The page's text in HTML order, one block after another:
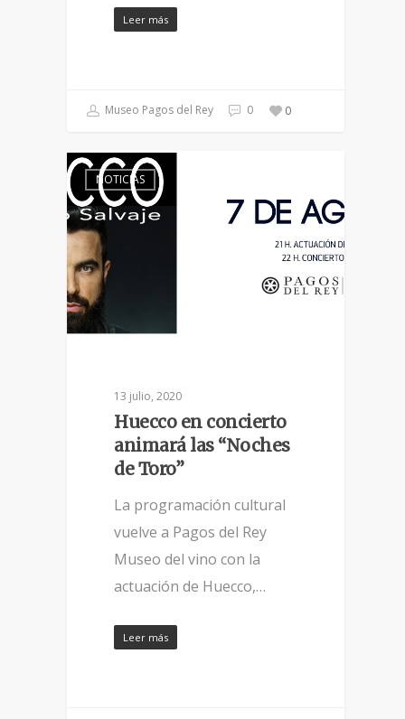
Leer más
Museo Pagos del Rey 0 0
NOTICIAS
13 julio, 2020
Huecco en concierto
animará las “Noches
de Toro”
La programación cultural
vuelve a Pagos del Rey
Museo del vino con la
actuación de Huecco,…
Leer más